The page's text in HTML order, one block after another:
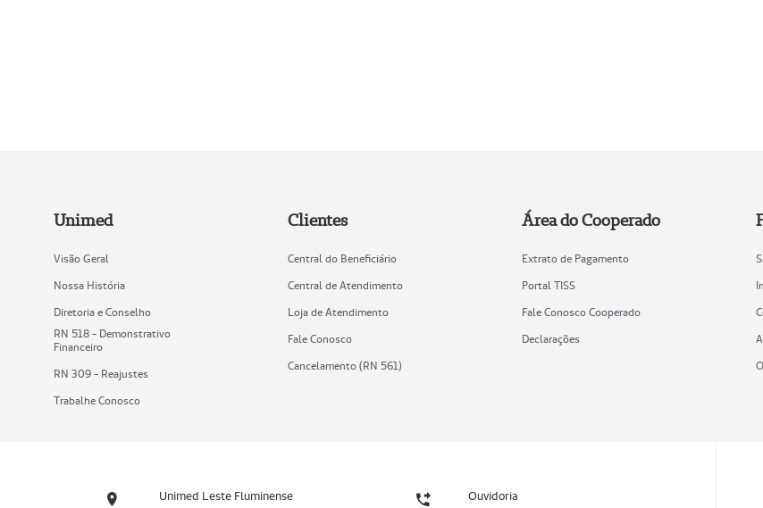
Unimed
Visão Geral
Nossa História
Diretoria e Conselho
RN 518 - Demonstrativo
Financeiro
RN 309 - Reajustes
Trabalhe Conosco
Clientes
Central do Beneficiário
Central de Atendimento
Loja de Atendimento
Fale Conosco
Cancelamento (RN 561)
Área do Cooperado
Extrato de Pagamento
Portal TISS
Fale Conosco Cooperado
Declarações
Unimed Leste Fluminense Ouvidoria